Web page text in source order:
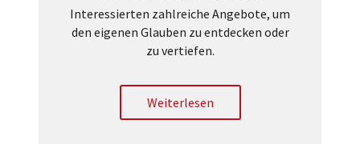
Interessierten zahlreiche Angebote, um
den eigenen Glauben zu entdecken oder
zu vertiefen.
Weiterlesen